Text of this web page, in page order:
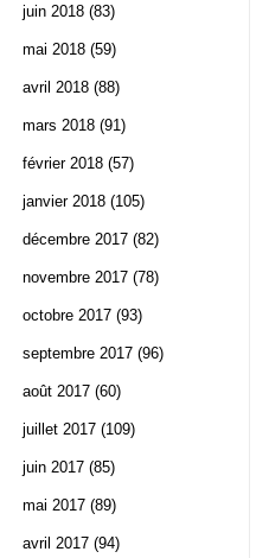
juin 2018 (83)
mai 2018 (59)
avril 2018 (88)
mars 2018 (91)
février 2018 (57)
janvier 2018 (105)
décembre 2017 (82)
novembre 2017 (78)
octobre 2017 (93)
septembre 2017 (96)
août 2017 (60)
juillet 2017 (109)
juin 2017 (85)
mai 2017 (89)
avril 2017 (94)